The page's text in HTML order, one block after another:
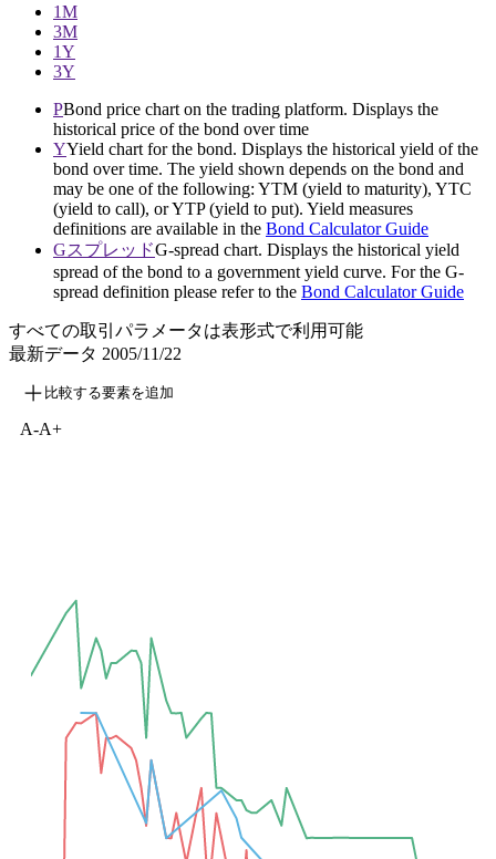
1M
3M
1Y
3Y
PBond price chart on the trading platform. Displays the
historical price of the bond over time
YYield chart for the bond. Displays the historical yield of the
bond over time. The yield shown depends on the bond and
may be one of the following: YTM (yield to maturity), YTC
(yield to call), or YTP (yield to put). Yield measures
definitions are available in the Bond Calculator Guide
GスプレッドG-spread chart. Displays the historical yield
spread of the bond to a government yield curve. For the G-
spread definition please refer to the Bond Calculator Guide
すべての取引パラメータは表形式で利用可能
最新データ 2005/11/22
比較する要素を追加